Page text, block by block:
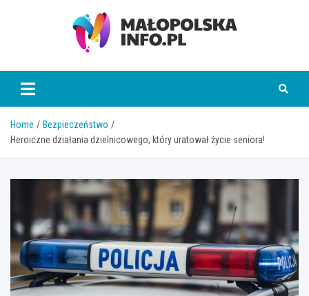
Małopolska Info
Home
Bezpieczeństwo
Heroiczne działania dzielnicowego, który uratował życie seniora!